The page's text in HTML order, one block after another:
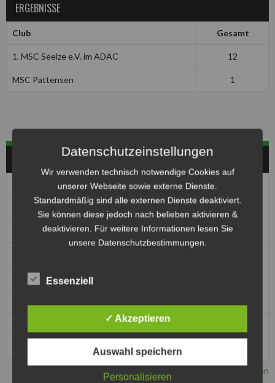
ERGEBNISSE
Club Gesamt
1. MSC Seelze e.V. im ADAC 12
MSC Pattensen 1
1. MBC 70/90 Halle
1. MSC Seelze e.V. im ADAC
MSC Jarmen
MSF Tornado Kierspe
Vollständige Tabelle ansehen
Datenschutzeinstellungen
Wir verwenden technisch notwendige Cookies auf
unserer Webseite sowie externe Dienste.
Standardmäßig sind alle externen Dienste deaktiviert.
Sie können diese jedoch nach belieben aktivieren &
deaktivieren. Für weitere Informationen lesen Sie
unsere Datenschutzbestimmungen.
Essenziell
✓ Akzeptieren
Auswahl speichern
Personalisieren